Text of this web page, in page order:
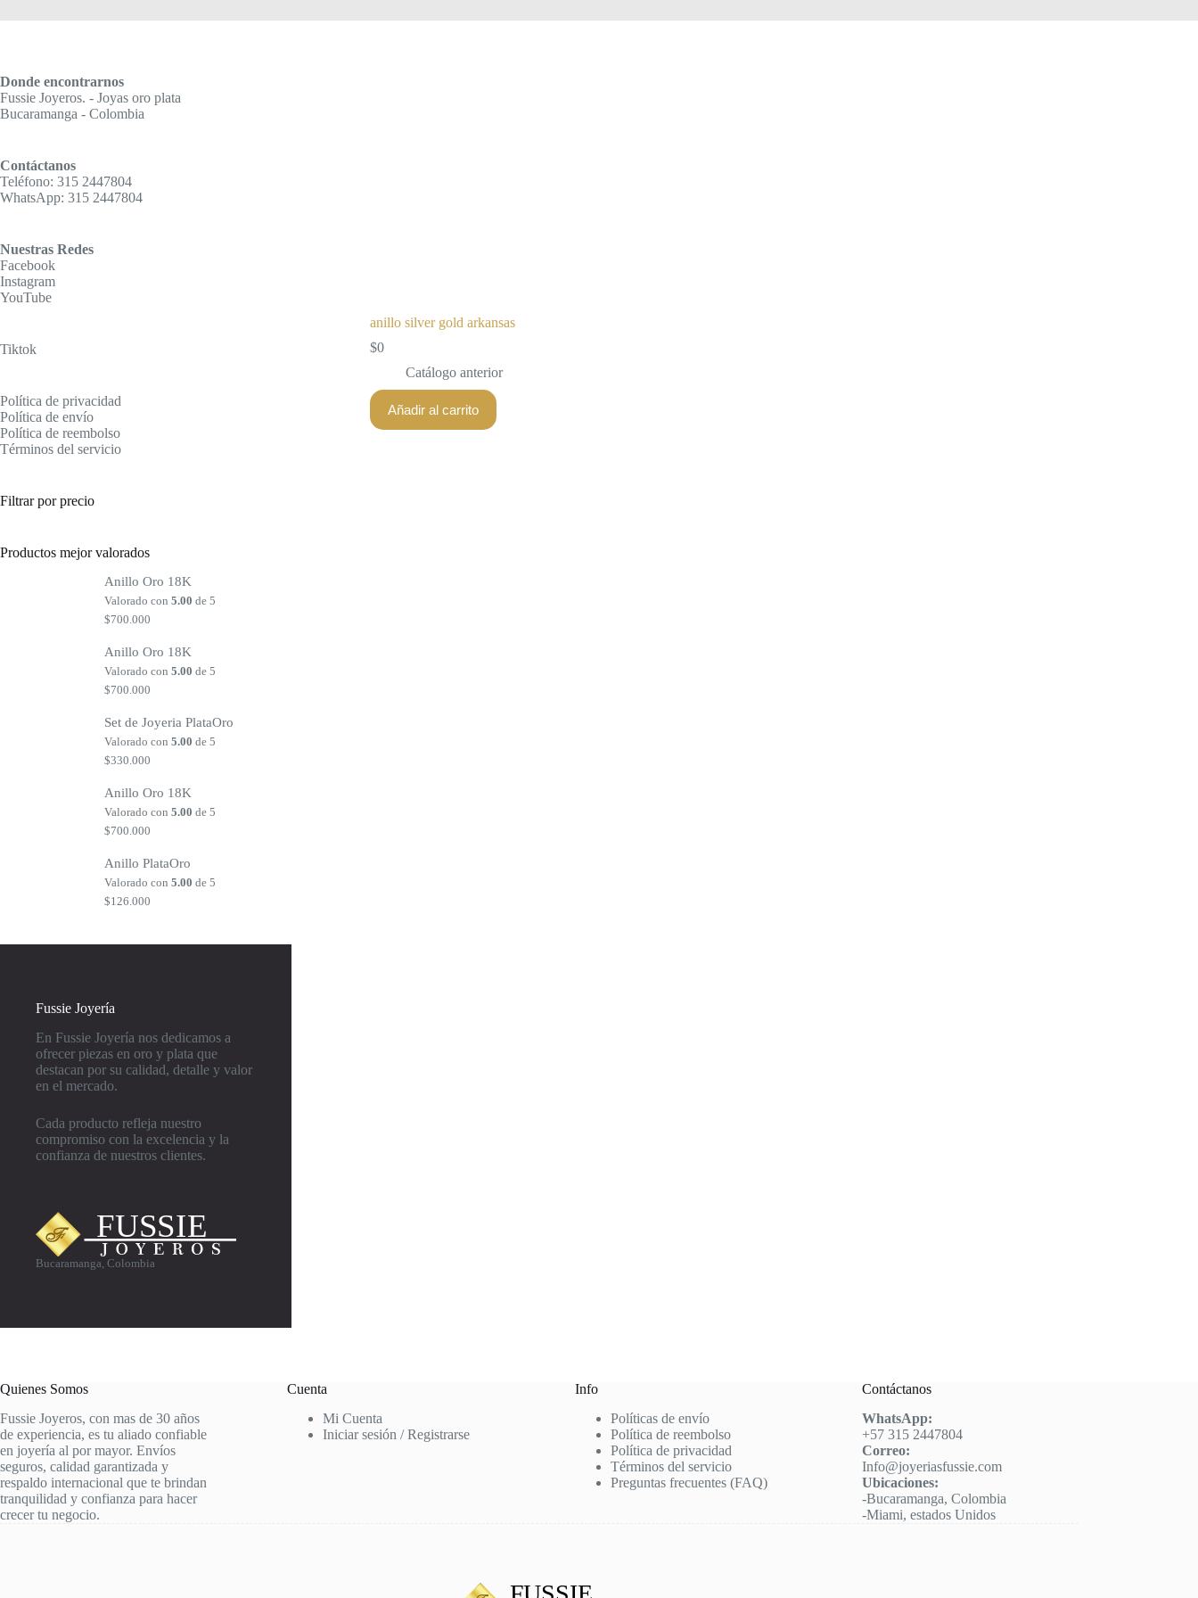
anillo silver gold arkansas
$0
Catálogo anterior
Añadir al carrito
Donde encontrarnos
Fussie Joyeros. - Joyas oro plata
Bucaramanga - Colombia
Contáctanos
Teléfono: 315 2447804
WhatsApp: 315 2447804
Nuestras Redes
Facebook
Instagram
YouTube
Tiktok
Política de privacidad
Política de envío
Política de reembolso
Términos del servicio
Filtrar por precio
Productos mejor valorados
Anillo Oro 18K
Valorado con5.00 de 5
$700.000
Anillo Oro 18K
Valorado con5.00 de 5
$700.000
Set de Joyeria PlataOro
Valorado con5.00 de 5
$330.000
Anillo Oro 18K
Valorado con5.00 de 5
$700.000
Anillo PlataOro
Valorado con5.00 de 5
$126.000
Fussie Joyería
En Fussie Joyería nos dedicamos a
ofrecer piezas en oro y plata que
destacan por su calidad, detalle y valor
en el mercado.
Cada producto refleja nuestro
compromiso con la excelencia y la
confianza de nuestros clientes.
Bucaramanga, Colombia
Quienes Somos
Fussie Joyeros, con mas de 30 años
de experiencia, es tu aliado confiable
en joyería al por mayor. Envíos
seguros, calidad garantizada y
respaldo internacional que te brindan
tranquilidad y confianza para hacer
crecer tu negocio.
Cuenta
Mi Cuenta
Iniciar sesión / Registrarse
Info
Políticas de envío
Política de reembolso
Política de privacidad
Términos del servicio
Preguntas frecuentes (FAQ)
Contáctanos
WhatsApp:
+57 315 2447804
Correo:
Info@joyeriasfussie.com
Ubicaciones:
-Bucaramanga, Colombia
-Miami, estados Unidos